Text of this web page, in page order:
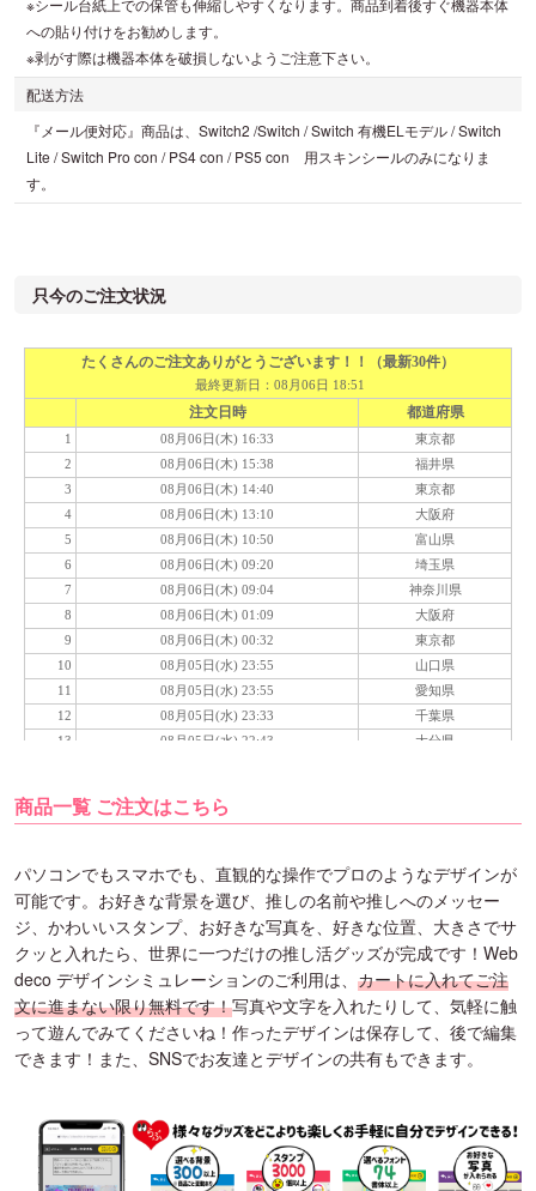
への貼り付けをお勧めします。
※剥がす際は機器本体を破損しないようご注意下さい。
配送方法
『メール便対応』商品は、Switch2 /Switch / Switch 有機ELモデル / Switch
Lite / Switch Pro con / PS4 con / PS5 con 用スキンシールのみになりま
す。
只今のご注文状況
商品一覧 ご注文はこちら
パソコンでもスマホでも、直観的な操作でプロのようなデザインが
可能です。お好きな背景を選び、推しの名前や推しへのメッセー
ジ、かわいいスタンプ、お好きな写真を、好きな位置、大きさでサ
クッと入れたら、世界に一つだけの推し活グッズが完成です！Web
deco デザインシミュレーションのご利用は、 カートに入れてご注
文に進まない限り無料です！写真や文字を入れたりして、気軽に触
って遊んでみてくださいね！作ったデザインは保存して、後で編集
できます！また、SNSでお友達とデザインの共有もできます。